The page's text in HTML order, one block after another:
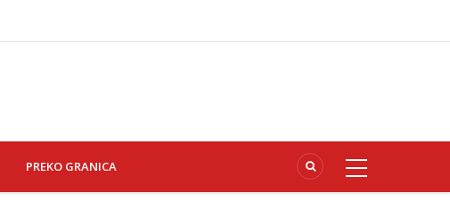
PREKO GRANICA